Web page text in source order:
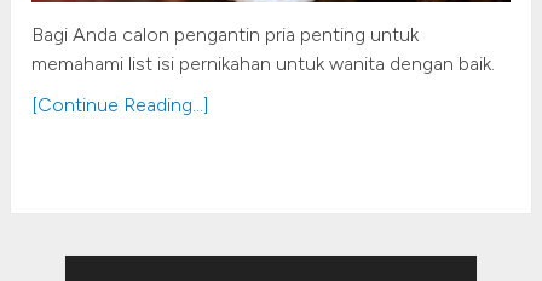
Bagi Anda calon pengantin pria penting untuk
memahami list isi pernikahan untuk wanita dengan baik.
[Continue Reading...]